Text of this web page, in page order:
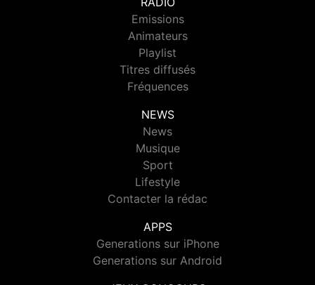
Emissions
Animateurs
Playlist
Titres diffusés
Fréquences
NEWS
News
Musique
Sport
Lifestyle
Contacter la rédac
APPS
Generations sur iPhone
Generations sur Android